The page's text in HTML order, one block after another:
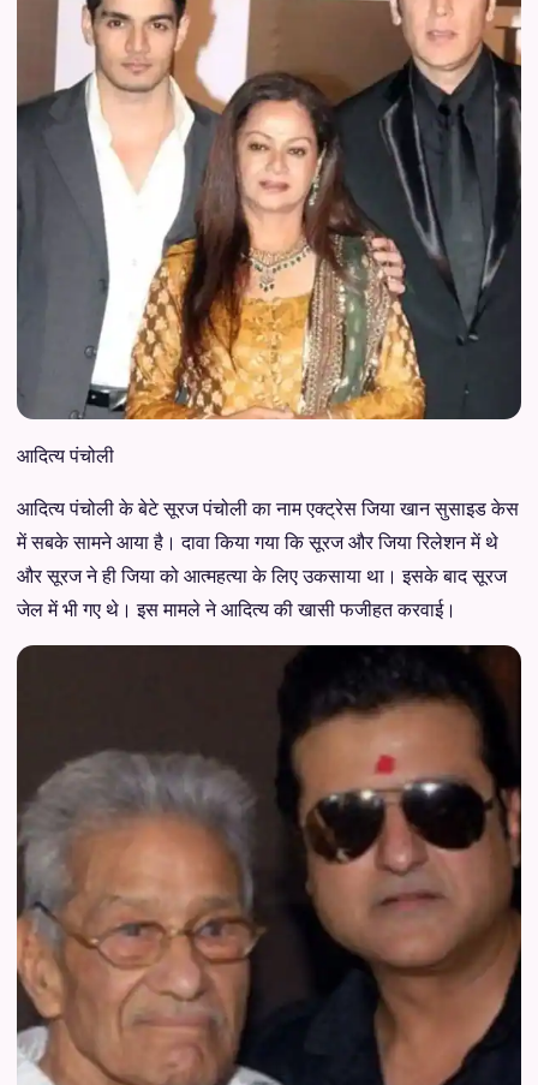
आदित्य पंचोली
आदित्य पंचोली के बेटे सूरज पंचोली का नाम एक्ट्रेस जिया खान सुसाइड केस
में सबके सामने आया है। दावा किया गया कि सूरज और जिया रिलेशन में थे
और सूरज ने ही जिया को आत्महत्या के लिए उकसाया था। इसके बाद सूरज
जेल में भी गए थे। इस मामले ने आदित्य की खासी फजीहत करवाई।